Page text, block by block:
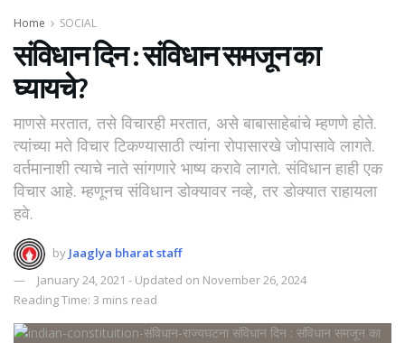
Home SOCIAL
संविधान दिन : संविधान समजून का
घ्यायचे?
माणसे मरतात, तसे विचारही मरतात, असे बाबासाहेबांचे म्हणणे होते.
त्यांच्या मते विचार टिकण्यासाठी त्यांना रोपासारखे जोपासावे लागते.
वर्तमानाशी त्याचे नाते सांगणारे भाष्य करावे लागते. संविधान हाही एक
विचार आहे. म्हणूनच संविधान डोक्यावर नव्हे, तर डोक्यात राहायला
हवे.
by Jaaglya bharat staff
January 24, 2021 - Updated on November 26, 2024
Reading Time: 3 mins read